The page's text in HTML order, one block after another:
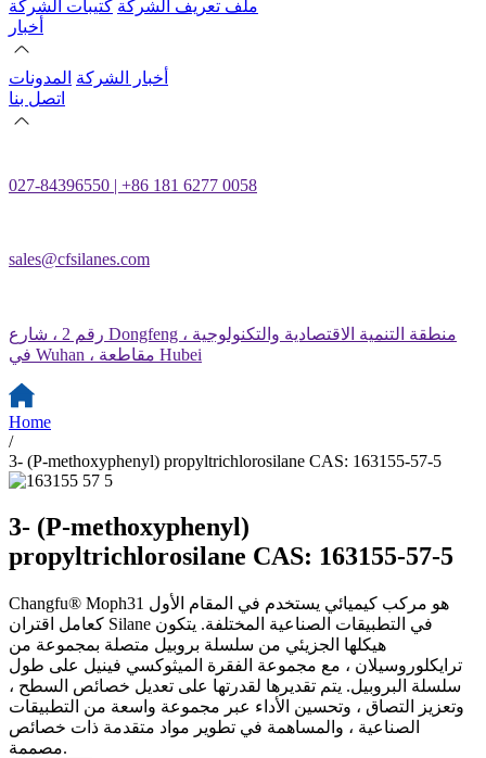
ملف تعريف الشركة كتيبات الشركة
أخبار
أخبار الشركة المدونات
اتصل بنا
027-84396550 | +86 181 6277 0058
sales@cfsilanes.com
رقم 2 ، شارع Dongfeng ، منطقة التنمية الاقتصادية والتكنولوجية
في Wuhan ، مقاطعة Hubei
Home
/
3- (P-methoxyphenyl) propyltrichlorosilane CAS: 163155-57-5
3- (P-methoxyphenyl)
propyltrichlorosilane CAS: 163155-57-5
Changfu® Moph31 هو مركب كيميائي يستخدم في المقام الأول
كعامل اقتران Silane في التطبيقات الصناعية المختلفة. يتكون
هيكلها الجزيئي من سلسلة بروبيل متصلة بمجموعة من
ترايكلوروسيلان ، مع مجموعة الفقرة الميثوكسي فينيل على طول
سلسلة البروبيل. يتم تقديرها لقدرتها على تعديل خصائص السطح ،
وتعزيز التصاق ، وتحسين الأداء عبر مجموعة واسعة من التطبيقات
الصناعية ، والمساهمة في تطوير مواد متقدمة ذات خصائص
مصممة.